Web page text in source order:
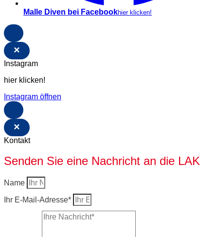
Malle Diven bei Facebookhier klicken!
×
Instagram
hier klicken!
Instagram öffnen
×
Kontakt
Senden Sie eine Nachricht an die LAK
Name
Ihr E-Mail-Adresse*